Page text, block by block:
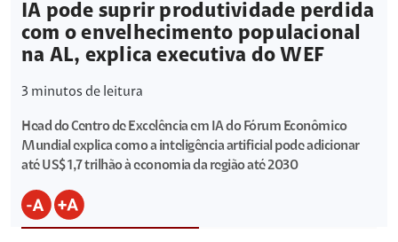
IA pode suprir produtividade perdida
com o envelhecimento populacional
na AL, explica executiva do WEF
3 minutos de leitura
Head do Centro de Excelência em IA do Fórum Econômico
Mundial explica como a inteligência artificial pode adicionar
até US$ 1,7 trilhão à economia da região até 2030